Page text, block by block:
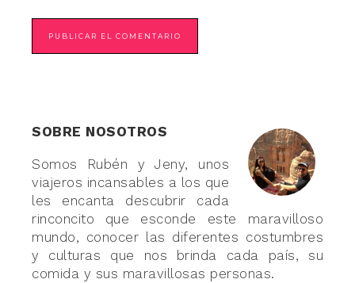
SOBRE NOSOTROS
Somos Rubén y Jeny, unos
viajeros incansables a los que
les encanta descubrir cada
rinconcito que esconde este maravilloso
mundo, conocer las diferentes costumbres
y culturas que nos brinda cada país, su
comida y sus maravillosas personas.